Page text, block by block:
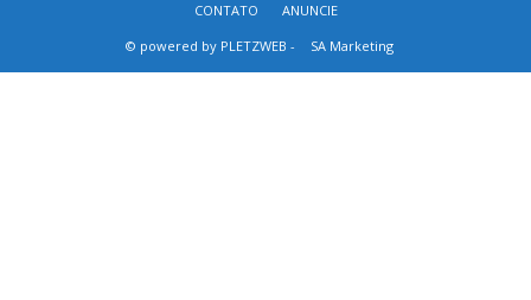
CONTATO
ANUNCIE
© powered by PLETZWEB -
SA Marketing